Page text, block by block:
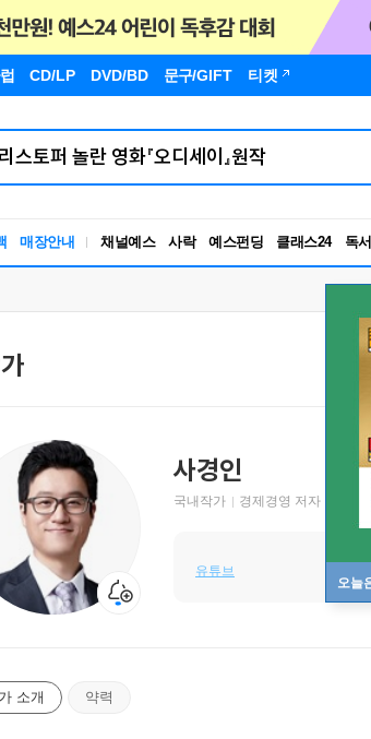
CD/LP DVD/BD 문구/GIFT 티켓
매장안내 채널예스 사락 예스펀딩 클래스24
독
오늘
사경인
국내작가 경제경영 저자
유튜브
소개 약력